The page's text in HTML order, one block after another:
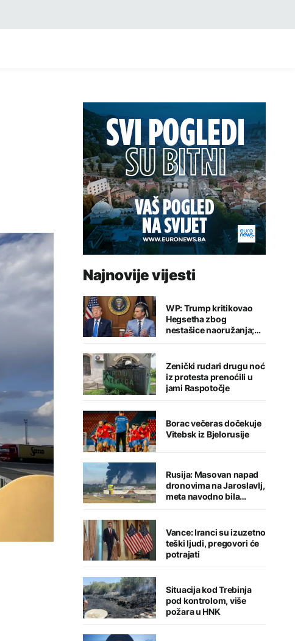
Najnovije vijesti
WP: Trump kritikovao
Hegsetha zbog
nestašice naoružanja;
Oglasio se predsjednik
Zenički rudari drugu noć
iz protesta prenoćili u
jami Raspotočje
Borac večeras dočekuje
Vitebsk iz Bjelorusije
Rusija: Masovan napad
dronovima na Jaroslavlj,
meta navodno bila
rafinerija
Vance: Iranci su izuzetno
teški ljudi, pregovori će
potrajati
Situacija kod Trebinja
pod kontrolom, više
požara u HNK